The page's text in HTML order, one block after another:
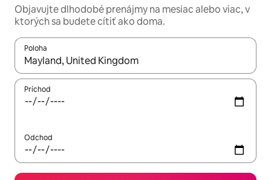
Objavujte dlhodobé prenájmy na mesiac alebo viac, v
ktorých sa budete cítiť ako doma.
Poloha
Keď budú výsledky k dispozícii, môžete si ich prechádzať
Príchod
Odchod